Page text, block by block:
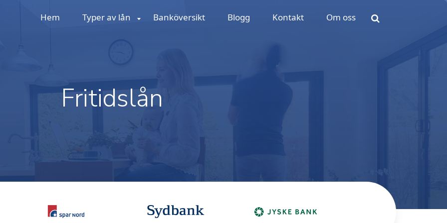
Hem Typer av lån Banköversikt Blogg Kontakt Om oss
Fritidslån